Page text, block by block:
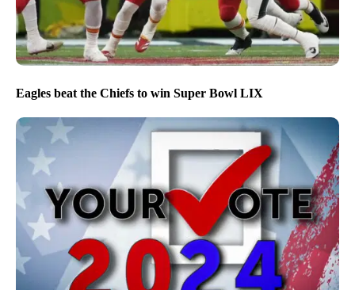
Eagles beat the Chiefs to win Super Bowl LIX